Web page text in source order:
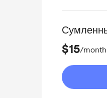
$15/month